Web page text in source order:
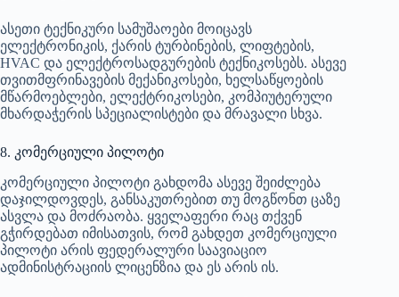
ასეთი ტექნიკური სამუშაოები მოიცავს
ელექტრონიკის, ქარის ტურბინების, ლიფტების,
HVAC და ელექტროსადგურების ტექნიკოსებს. ასევე
თვითმფრინავების მექანიკოსები, ხელსაწყოების
მწარმოებლები, ელექტრიკოსები, კომპიუტერული
მხარდაჭერის სპეციალისტები და მრავალი სხვა.
8. კომერციული პილოტი
კომერციული პილოტი გახდომა ასევე შეიძლება
დაჯილდოვდეს, განსაკუთრებით თუ მოგწონთ ცაზე
ასვლა და მოძრაობა. ყველაფერი რაც თქვენ
გჭირდებათ იმისათვის, რომ გახდეთ კომერციული
პილოტი არის ფედერალური საავიაციო
ადმინისტრაციის ლიცენზია და ეს არის ის.